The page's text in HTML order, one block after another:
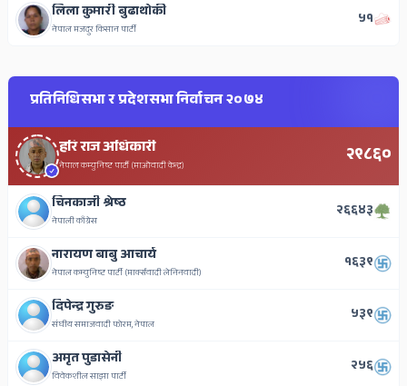
लिला कुमारी बुढाथोकी
नेपाल मजदुर किसान पार्टी ५१
प्रतिनिधिसभा र प्रदेशसभा निर्वाचन २०७४
हरि राज अधिकारी
नेपाल कम्युनिष्ट पार्टी (माओवादी केन्द्र) २९८६०
चिनकाजी श्रेष्ठ
नेपाली काँग्रेस २६६४३
नारायण बाबु आचार्य
नेपाल कम्युनिष्ट पार्टी (मार्क्सवादी लेनिनवादी) १६३९
दिपेन्द्र गुरुङ
संघीय समाजवादी फोरम, नेपाल ५३९
अमृत पुडासेनी
विवेकशील साझा पार्टी २५६